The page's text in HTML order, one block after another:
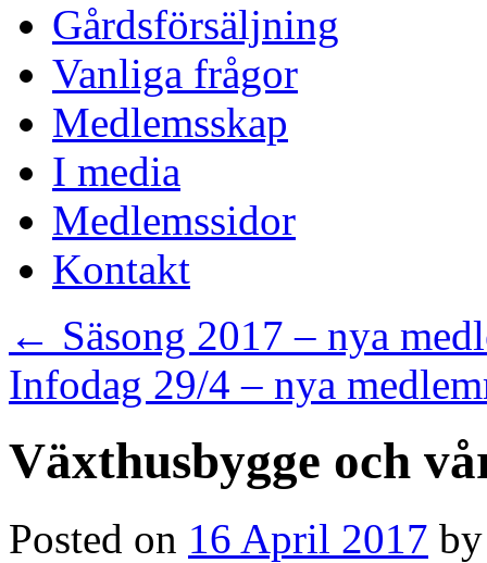
Gårdsförsäljning
Vanliga frågor
Medlemsskap
I media
Medlemssidor
Kontakt
← Säsong 2017 – nya
Infodag 29/4 – nya
Växthusbygge och
Posted on 16 April 2017 by